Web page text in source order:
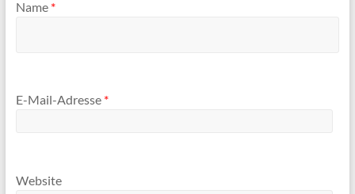
Name *
E-Mail-Adresse *
Website